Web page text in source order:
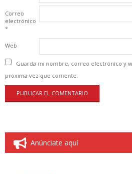
Correo
electrónico
*
Web
Guarda mi nombre, correo electrónico y
próxima vez que comente.
Anúnciate aquí